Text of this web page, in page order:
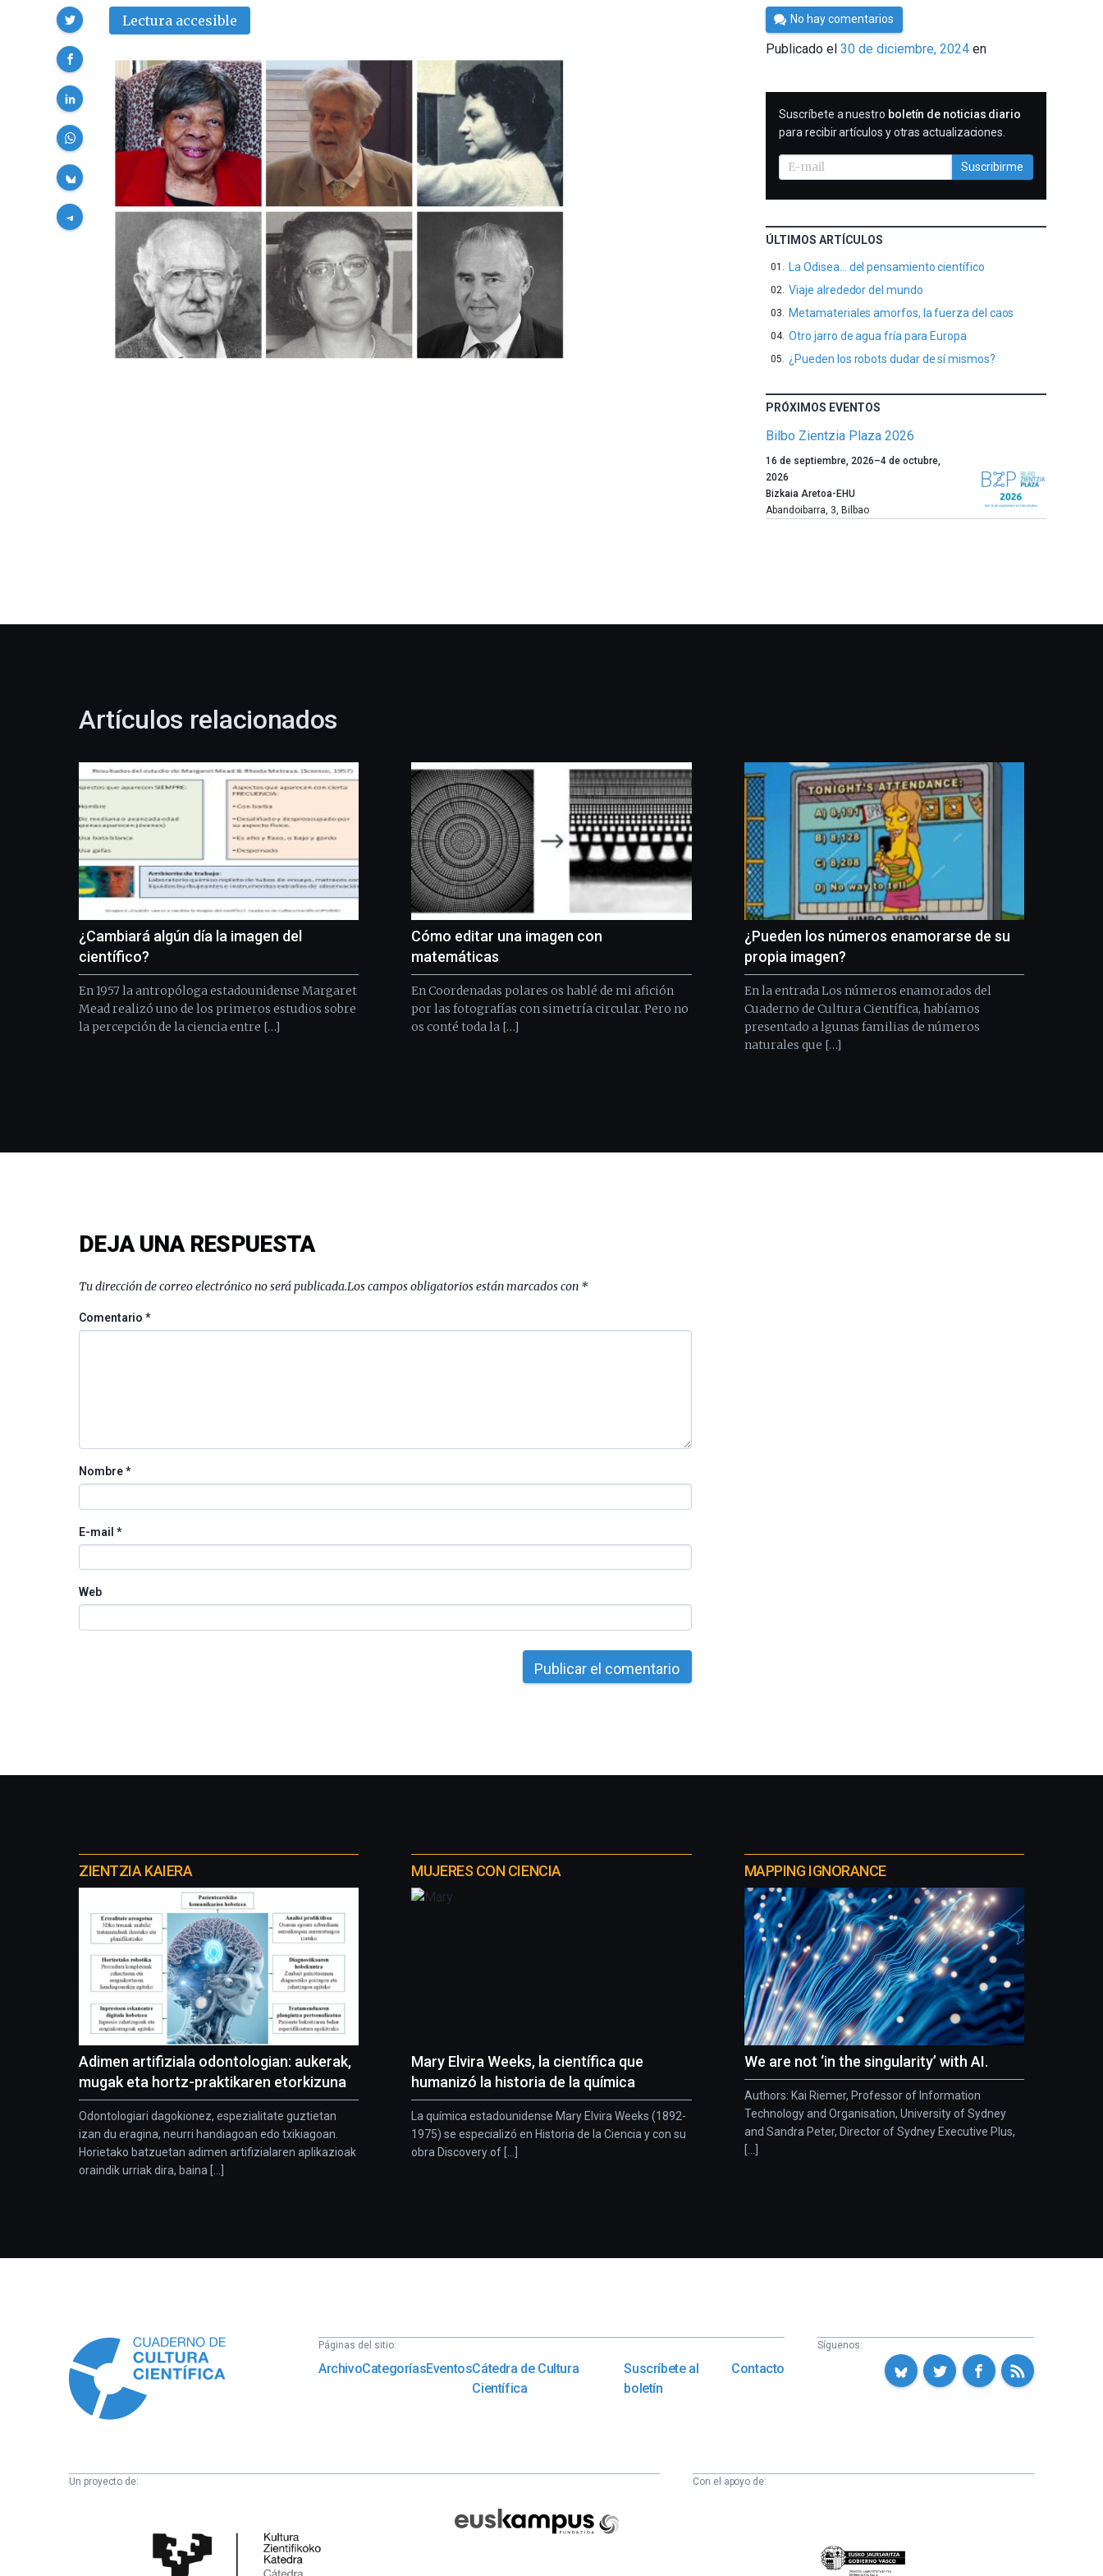
Lectura accesible
Compartir
Por
César
Tomé
No hay comentarios
Publicado el30 de diciembre, 2024 en
SUSCRIBIRME
Suscríbete a nuestro boletín de noticias diario
para recibir artículos y otras actualizaciones.
Suscribirme
ÚLTIMOS ARTÍCULOS
La Odisea… del pensamiento científico
Viaje alrededor del mundo
Metamateriales amorfos, la fuerza del caos
Otro jarro de agua fría para Europa
¿Pueden los robots dudar de sí mismos?
PRÓXIMOS EVENTOS
Bilbo Zientzia Plaza 2026
Un
año
más,
Bilbao
la
Plaza
festival
ciudad
de
monólogos,
exposiciones,
conferencias,
y
espectáculos
del
de
16 de septiembre, 2026–4 de octubre,
2026
Bizkaia Aretoa-EHU
Abandoibarra, 3, Bilbao
Artículos relacionados
¿Cambiará algún día la imagen del
científico?
En 1957 la antropóloga estadounidense Margaret
Mead realizó uno de los primeros estudios sobre
la percepción de la ciencia entre […]
Cómo editar una imagen con
matemáticas
En Coordenadas polares os hablé de mi afición
por las fotografías con simetría circular. Pero no
os conté toda la […]
¿Pueden los números enamorarse de su
propia imagen?
En la entrada Los números enamorados del
Cuaderno de Cultura Científica, habíamos
presentado a lgunas familias de números
naturales que […]
DEJA UNA RESPUESTA
Tu dirección de correo electrónico no será publicada.Los campos obligatorios están marcados con *
Comentario*
Nombre*
E-mail *
Web
proyectos
ZIENTZIA KAIERA
Adimen artifiziala odontologian: aukerak,
mugak eta hortz-praktikaren etorkizuna
Odontologiari dagokionez, espezialitate guztietan
izan du eragina, neurri handiagoan edo txikiagoan.
Horietako batzuetan adimen artifizialaren aplikazioak
oraindik urriak dira, baina [...]
MUJERES CON CIENCIA
Mary Elvira Weeks, la científica que
humanizó la historia de la química
La química estadounidense Mary Elvira Weeks (1892-
1975) se especializó en Historia de la Ciencia y con su
obra Discovery of [...]
MAPPING IGNORANCE
We are not ‘in the singularity’ with AI.
Authors: Kai Riemer, Professor of Information
Technology and Organisation, University of Sydney
and Sandra Peter, Director of Sydney Executive Plus,
[...]
Páginas del sitio:
ArchivoCategoríasEventosCátedra de Cultura
Científica
Suscríbete al
boletín
Contacto
Síguenos:
Un proyecto de:
Científica
Fundazioa
Con el apoyo de:
Eusko